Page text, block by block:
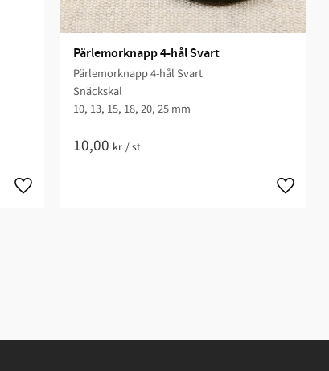
Pärlemorknapp 4-hål Svart
Pärlemorknapp 4-hål Svart
Snäckskal
10, 13, 15, 18, 20, 25 mm
10,00 kr /st